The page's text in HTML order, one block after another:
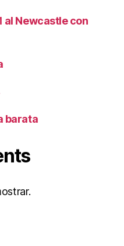
al Newcastle con
barata